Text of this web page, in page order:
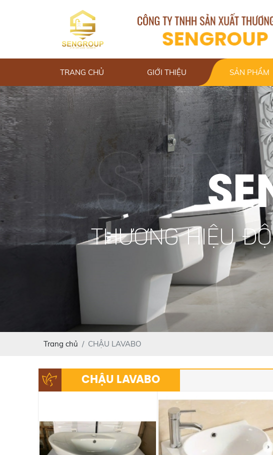
TRANG CHỦ GIỚI THIỆU SẢN PHẨM
THƯƠNG HIỆU
Trang chủ CHẬU LAVABO
CHẬU LAVABO